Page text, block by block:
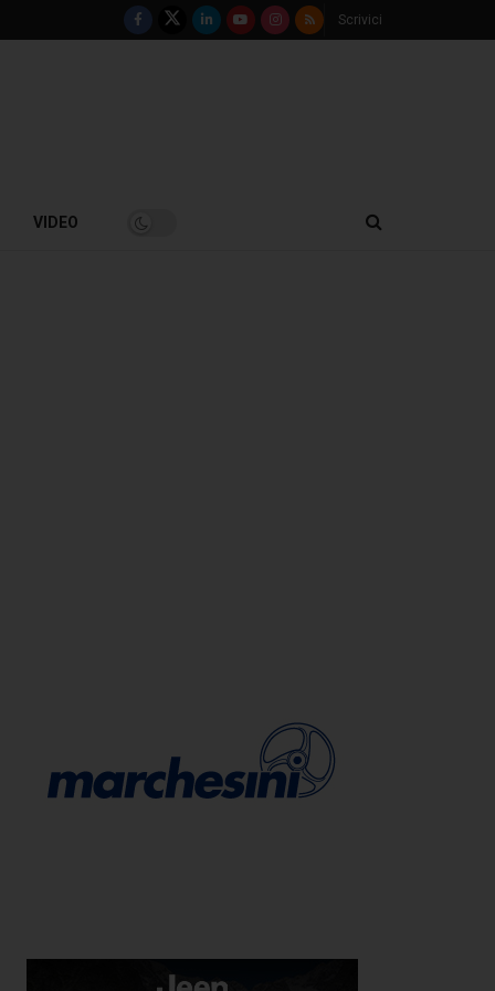
Scrivici
VIDEO